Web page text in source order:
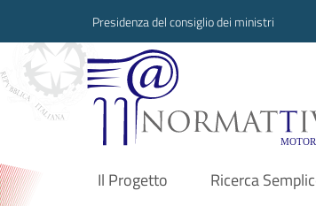
Presidenza del consiglio dei ministri
Normattiva
Il Progetto
current Ricerca